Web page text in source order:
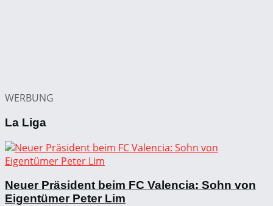
WERBUNG
La Liga
Neuer Präsident beim FC Valencia: Sohn von
Eigentümer Peter Lim